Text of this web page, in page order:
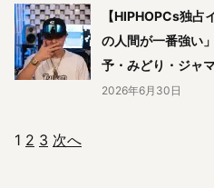
【HIPHOPCs独占
の人間が一番強い
予・みどり・ジャ
2026年6月30日
投稿のページ送り
1 2 3 次へ